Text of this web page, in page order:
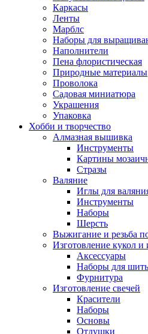
Каркасы
Ленты
Марблс
Наборы для
Наполнители
Пена флористическая
Природные материалы
Проволока
Садовая миниатюра
Украшения
Упаковка
Хобби и творчество
Алмазная вышивка
Инструменты
Картины
Стразы
Валяние
Иглы для
Инструменты
Наборы
Шерсть
Выжигание и резьба
Изготовление кукол и
Аксессуары
Наборы для
Фурнитура
Изготовление свечей
Красители
Наборы
Основы
Отдушки